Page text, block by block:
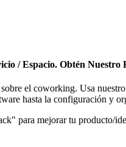
/ Espacio. Obtén Nuestro
el coworking. Usa
hasta la configuración y
para mejorar tu producto/